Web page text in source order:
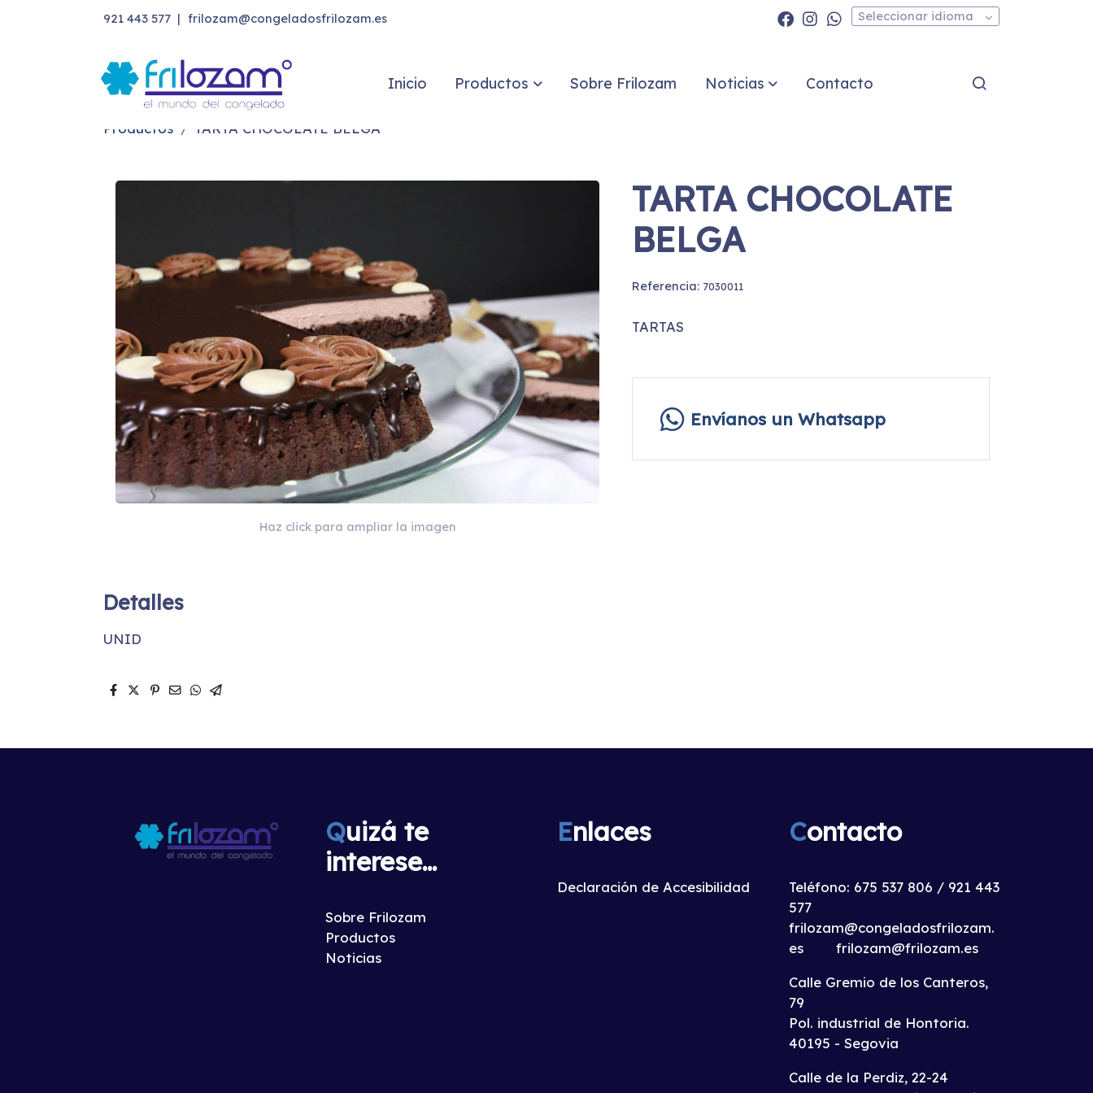
921 443 577 | frilozam@congeladosfrilozam.es Seleccionar idioma
Inicio Productos Sobre Frilozam Noticias Contacto
Productos TARTA CHOCOLATE BELGA
Haz click para ampliar la imagen
Detalles
UNID
TARTA CHOCOLATE
BELGA
Referencia: 7030011
TARTAS
Envíanos un Whatsapp
Quizá te
interese...
Sobre Frilozam
Productos
Noticias
Enlaces
Declaración de Accesibilidad
Contacto
Teléfono: 675 537 806 / 921 443
577
frilozam@congeladosfrilozam.
esfrilozam@frilozam.es
Calle Gremio de los Canteros,
79
Pol. industrial de Hontoria.
40195 - Segovia
Calle de la Perdiz, 22-24